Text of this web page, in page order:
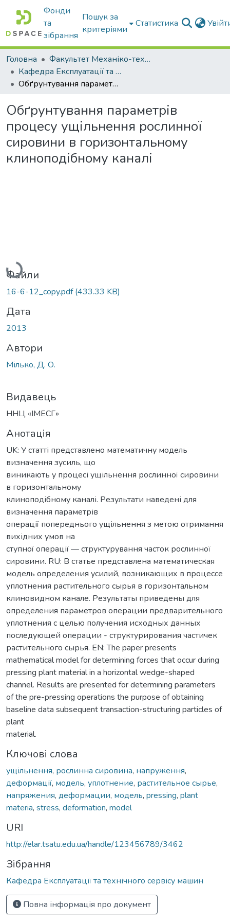
Фонди
та
зібрання
Пошук за
критеріями
Статистика
Головна
Факультет Механіко-технологічний
Кафедра Експлуатації та технічного сервісу машин
Обґрунтування параметрів процесу ущільнення рослинної сировини в горизонтальному клиноподібному каналі
Обґрунтування параметрів
процесу ущільнення рослинної
сировини в горизонтальному
клиноподібному каналі
Вантажиться...
Файли
16-6-12_copy.pdf(433.33 KB)
Дата
2013
Автори
Мілько, Д. О.
Видавець
ННЦ «ІМЕСГ»
Анотація
UK: У статті представлено математичну модель
визначення зусиль, що
виникають у процесі ущільнення рослинної сировини
в горизонтальному
клиноподібному каналі. Результати наведені для
визначення параметрів
операції попереднього ущільнення з метою отримання
вихідних умов на­
ступної операції — структурування часток рослинної
сировини. RU: В статье представлена математическая
модель определения усилий, возникающих в процессе
уплотнения растительного сырья в горизонтальном
клиновидном канале. Результаты приведены для
определения параметров операции предварительного
уплотнения с целью получения исходных данных
последующей операции - структурирования частичек
растительного сырья. EN: The paper presents
mathematical model for determining forces that occur during
pressing plant material in a horizontal wedge-shaped
channel. Results are presented for determining parameters
of the pre-pressing operations the purpose of obtaining
baseline data subsequent transaction-structuring particles of
plant
material.
Ключові слова
ущільнення, рослинна сировина, напруження,
деформа­ції, модель, уплотнение, растительное сырье,
напряжения, деформации, модель, pressing, plant
materia, stress, deformation, model
URI
http://elar.tsatu.edu.ua/handle/123456789/3462
Зібрання
Кафедра Експлуатації та технічного сервісу машин
Повна інформація про документ